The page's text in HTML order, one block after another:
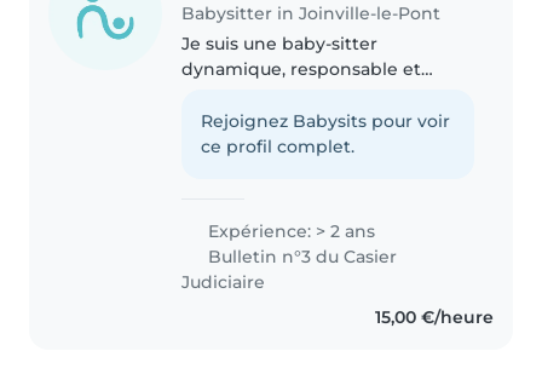
Babysitter in Joinville-le-Pont
Je suis une baby-sitter
dynamique, responsable et
auprès d'enfants d'âge
préscolaire, scolaire et de tout-
Rejoignez Babysits pour voir
ce profil complet.
Expérience: > 2 ans
Bulletin n°3 du Casier
Judiciaire
15,00 €/heure